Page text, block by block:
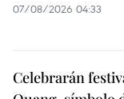
07/08/2026 04:33
Celebrarán